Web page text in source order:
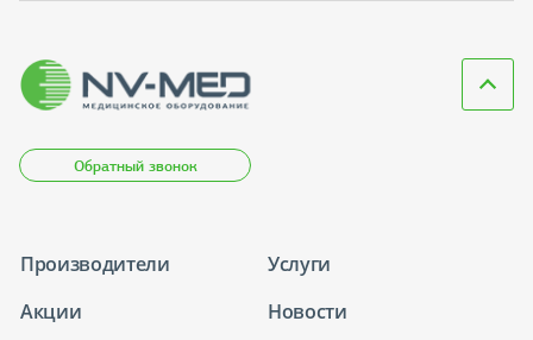
Обратный звонок
Производители
Услуги
Акции
Новости